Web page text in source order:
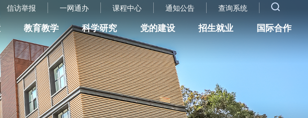
信访举报 一网通办 课程中心 通知公告 查询系统
教育教学 科学研究 党的建设 招生就业 国际合作